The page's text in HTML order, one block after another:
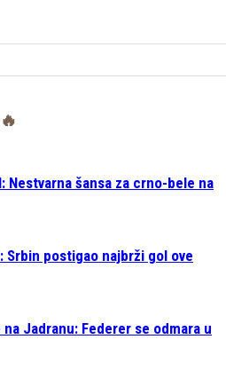
Nestvarna šansa za crno-bele na
Srbin postigao najbrži gol ove
Jadranu: Federer se odmara u